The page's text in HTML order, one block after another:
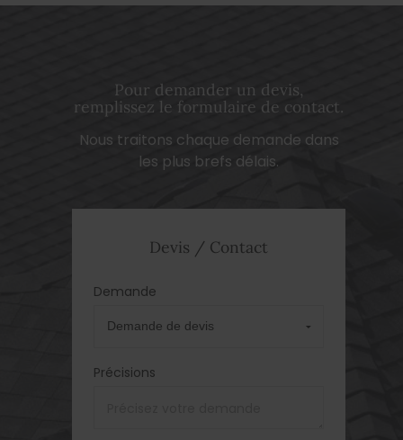
Pour demander un devis,
remplissez le formulaire de contact.
Nous traitons chaque demande dans
les plus brefs délais.
Devis / Contact
Demande
Précisions